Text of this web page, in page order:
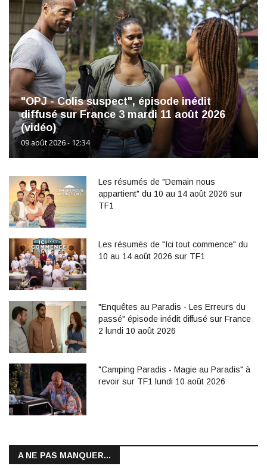
"OPJ - Colis suspect", épisode inédit
diffusé sur France 3 mardi 11 août 2026
(vidéo)
09 août 2026 - 12:34
Les résumés de "Demain nous
appartient" du 10 au 14 août 2026 sur
TF1
Les résumés de "Ici tout commence" du
10 au 14 août 2026 sur TF1
"Enquêtes au Paradis - Les Erreurs du
passé" épisode inédit diffusé sur France
2 lundi 10 août 2026
"Camping Paradis - Magie au Paradis" à
revoir sur TF1 lundi 10 août 2026
A NE PAS MANQUER...